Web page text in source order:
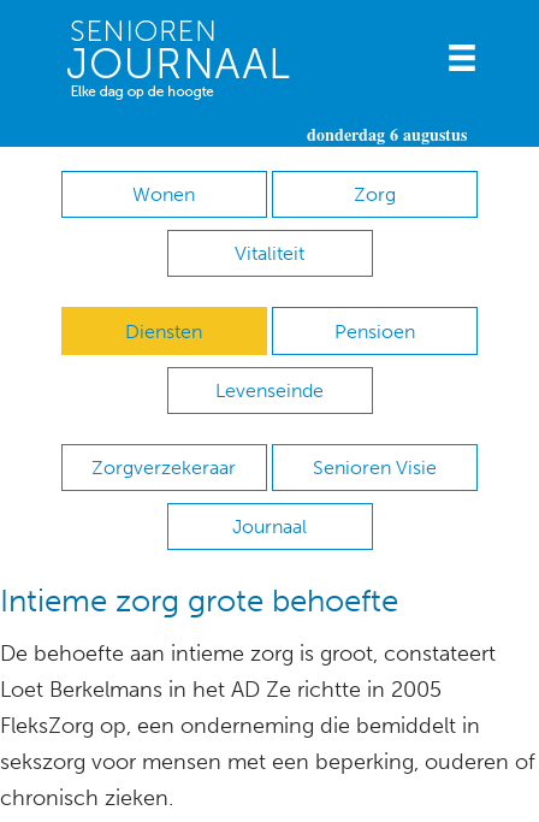
donderdag 6 augustus
Wonen Zorg
Vitaliteit
Diensten Pensioen
Levenseinde
Zorgverzekeraar Senioren Visie
Journaal
Intieme zorg grote behoefte
De behoefte aan intieme zorg is groot, constateert
Loet Berkelmans in het AD Ze richtte in 2005
FleksZorg op, een onderneming die bemiddelt in
sekszorg voor mensen met een beperking, ouderen of
chronisch zieken.